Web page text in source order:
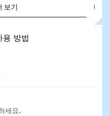
보기
방법
세요.